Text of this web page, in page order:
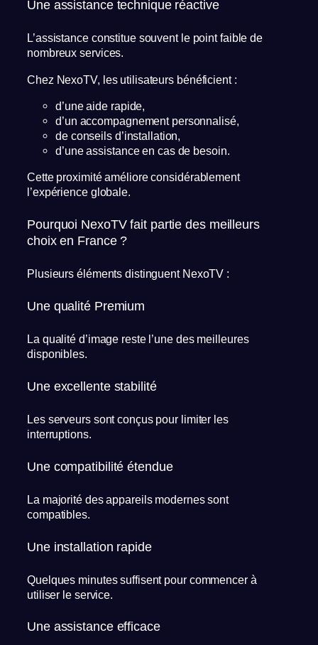
Une assistance technique réactive
L’assistance constitue souvent le point faible de
nombreux services.
Chez NexoTV, les utilisateurs bénéficient :
d’une aide rapide,
d’un accompagnement personnalisé,
de conseils d’installation,
d’une assistance en cas de besoin.
Cette proximité améliore considérablement
l’expérience globale.
Pourquoi NexoTV fait partie des meilleurs
choix en France ?
Plusieurs éléments distinguent NexoTV :
Une qualité Premium
La qualité d’image reste l’une des meilleures
disponibles.
Une excellente stabilité
Les serveurs sont conçus pour limiter les
interruptions.
Une compatibilité étendue
La majorité des appareils modernes sont
compatibles.
Une installation rapide
Quelques minutes suffisent pour commencer à
utiliser le service.
Une assistance efficace